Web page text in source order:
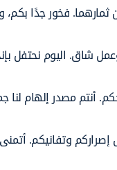
ثمارهما. فخور جدًا
اليوم نحتفل
أنتم مصدر إلهام
إصراركم وتفانيكم.